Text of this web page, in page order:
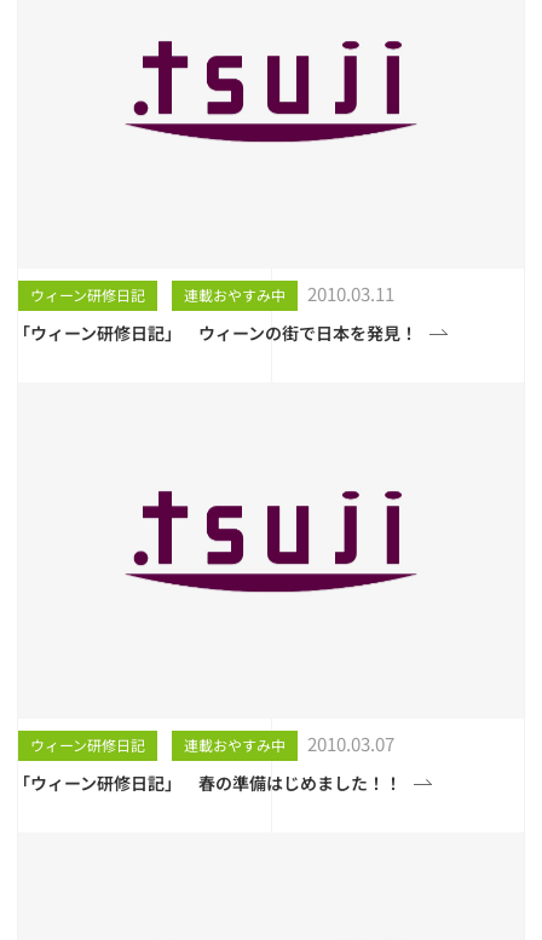
ウィーン研修日記 連載おやすみ中 2010.03.11
「ウィーン研修日記」 ウィーンの街で日本を発見！
ウィーン研修日記 連載おやすみ中 2010.03.07
「ウィーン研修日記」 春の準備はじめました！！